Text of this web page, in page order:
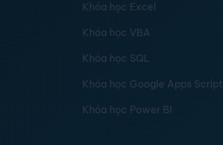
Khóa học Excel
Khóa học VBA
Khóa học SQL
Khóa học Google Apps Script
Khóa học Power BI